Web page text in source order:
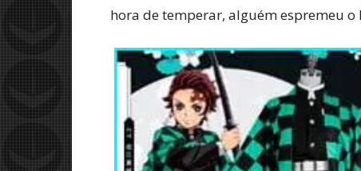
hora de temperar, alguém espremeu